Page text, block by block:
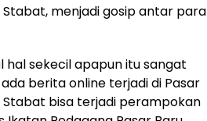
Stabat, menjadi gosip antar para
hal sekecil apapun itu sangat
berita online terjadi di Pasar
bisa terjadi perampokan